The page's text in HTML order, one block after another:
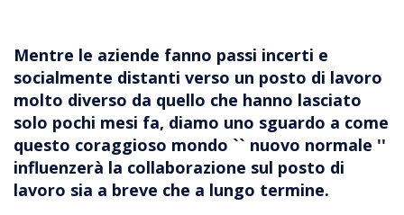
Mentre le aziende fanno passi incerti e
socialmente distanti verso un posto di lavoro
molto diverso da quello che hanno lasciato
solo pochi mesi fa, diamo uno sguardo a come
questo coraggioso mondo `` nuovo normale ''
influenzerà la collaborazione sul posto di
lavoro sia a breve che a lungo termine.